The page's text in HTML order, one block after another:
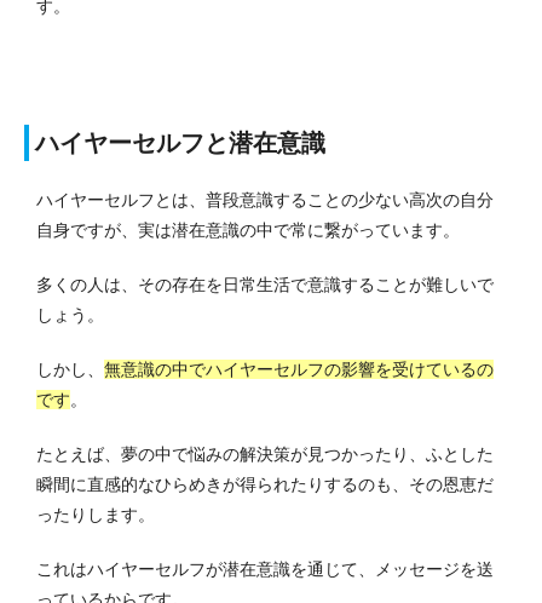
す。
ハイヤーセルフと潜在意識
ハイヤーセルフとは、普段意識することの少ない高次の自分
自身ですが、実は潜在意識の中で常に繋がっています。
多くの人は、その存在を日常生活で意識することが難しいで
しょう。
しかし、 無意識の中でハイヤーセルフの影響を受けているの
です。
たとえば、夢の中で悩みの解決策が見つかったり、ふとした
瞬間に直感的なひらめきが得られたりするのも、その恩恵だ
ったりします。
これはハイヤーセルフが潜在意識を通じて、メッセージを送